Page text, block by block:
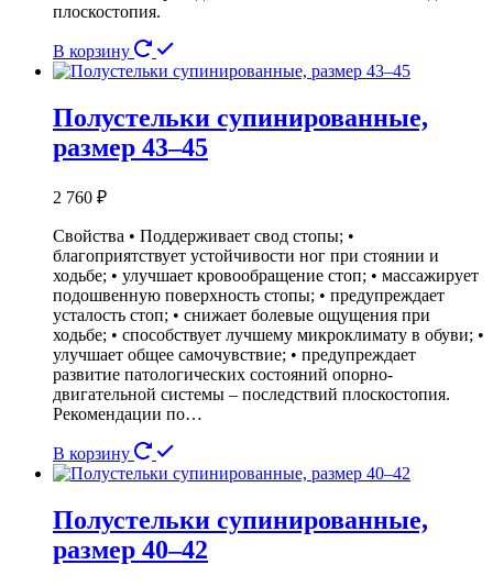
плоскостопия.
В корзину
Полустельки супинированные,
размер 43–45
2 760 ₽
Свойства • Поддерживает свод стопы; •
благоприятствует устойчивости ног при стоянии и
ходьбе; • улучшает кровообращение стоп; • массажирует
подошвенную поверхность стопы; • предупреждает
усталость стоп; • снижает болевые ощущения при
ходьбе; • способствует лучшему микроклимату в обуви; •
улучшает общее самочувствие; • предупреждает
развитие патологических состояний опорно-
двигательной системы – последствий плоскостопия.
Рекомендации по…
В корзину
Полустельки супинированные,
размер 40–42